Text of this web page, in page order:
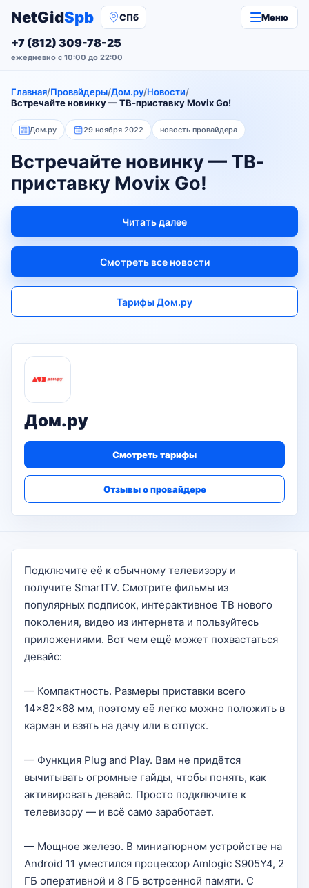
NetGidSpb СПб Меню
+7 (812) 309-78-25
ежедневно с 10:00 до 22:00
Главная/Провайдеры/Дом.ру/Новости/
Встречайте новинку — ТВ-приставку Movix Go!
Дом.ру 29 ноября 2022 новость провайдера
Встречайте новинку — ТВ-
приставку Movix Go!
Смотреть все новости
Тарифы Дом.ру
Читать далее
Дом.ру
Смотреть тарифы
Отзывы о провайдере
Подключите её к обычному телевизору и
получите SmartTV. Смотрите фильмы из
популярных подписок, интерактивное ТВ нового
поколения, видео из интернета и пользуйтесь
приложениями. Вот чем ещё может похвастаться
девайс:
— Компактность. Размеры приставки всего
14×82×68 мм, поэтому её легко можно положить в
карман и взять на дачу или в отпуск.
— Функция Plug and Play. Вам не придётся
вычитывать огромные гайды, чтобы понять, как
активировать девайс. Просто подключите к
телевизору — и всё само заработает.
— Мощное железо. В миниатюрном устройстве на
Android 11 уместился процессор Amlogic S905Y4, 2
ГБ оперативной и 8 ГБ встроенной памяти. С